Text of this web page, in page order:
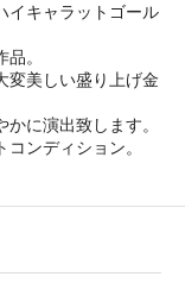
イキャラットゴール
。
変美しい盛り上げ金
に演出致します。
ンディション。